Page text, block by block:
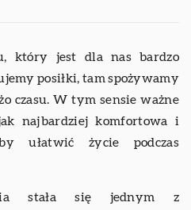
który jest dla nas bardzo
posiłki, tam spożywamy
czasu. W tym sensie ważne
najbardziej komfortowa i
ułatwić życie podczas
stała się jednym z